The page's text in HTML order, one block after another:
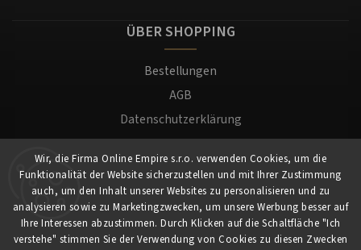
Wir, die Firma Online Empire s.r.o. verwenden Cookies, um die
Funktionalität der Website sicherzustellen und mit Ihrer Zustimmung
auch, um den Inhalt unserer Websites zu personalisieren und zu
analysieren sowie zu Marketingzwecken, um unsere Werbung besser auf
Ihre Interessen abzustimmen. Durch Klicken auf die Schaltfläche "Ich
verstehe" stimmen Sie der Verwendung von Cookies zu diesen Zwecken
ÜBER SHOPPING
Bestellungen
AGB
Datenschutzerklärung
Versand und Zahlung
Warenrücksendung
Impressum
Für Kunden